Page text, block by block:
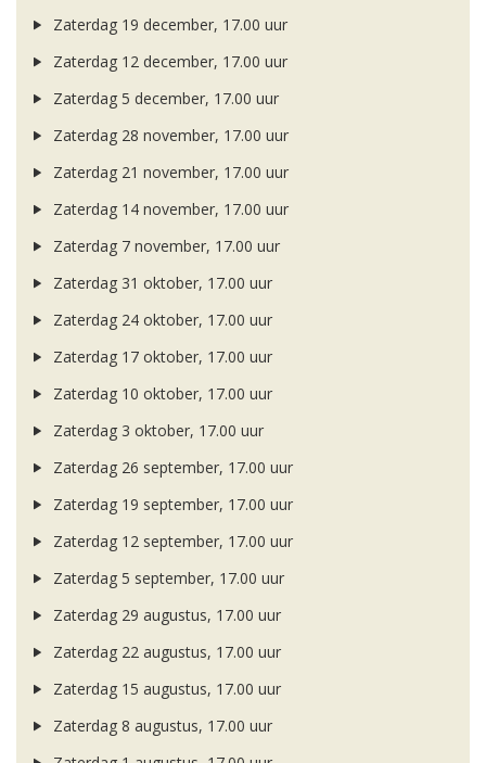
Zaterdag 19 december, 17.00 uur
Zaterdag 12 december, 17.00 uur
Zaterdag 5 december, 17.00 uur
Zaterdag 28 november, 17.00 uur
Zaterdag 21 november, 17.00 uur
Zaterdag 14 november, 17.00 uur
Zaterdag 7 november, 17.00 uur
Zaterdag 31 oktober, 17.00 uur
Zaterdag 24 oktober, 17.00 uur
Zaterdag 17 oktober, 17.00 uur
Zaterdag 10 oktober, 17.00 uur
Zaterdag 3 oktober, 17.00 uur
Zaterdag 26 september, 17.00 uur
Zaterdag 19 september, 17.00 uur
Zaterdag 12 september, 17.00 uur
Zaterdag 5 september, 17.00 uur
Zaterdag 29 augustus, 17.00 uur
Zaterdag 22 augustus, 17.00 uur
Zaterdag 15 augustus, 17.00 uur
Zaterdag 8 augustus, 17.00 uur